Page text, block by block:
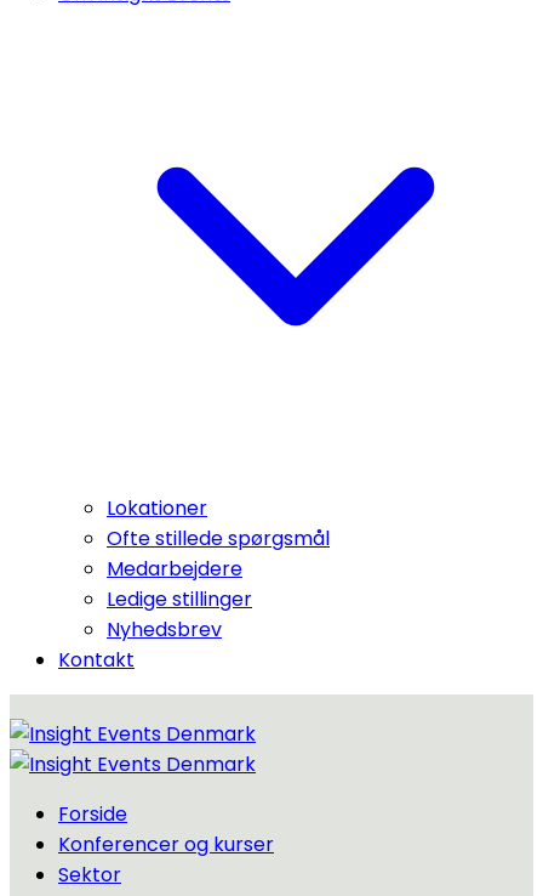
Lokationer
Ofte stillede spørgsmål
Medarbejdere
Ledige stillinger
Nyhedsbrev
Kontakt
Forside
Konferencer og kurser
Sektor